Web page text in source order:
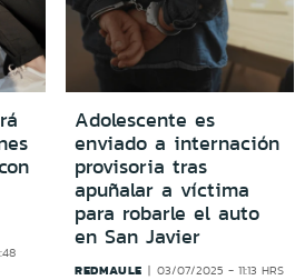
Adolescente es
enviado a internación
provisoria tras
apuñalar a víctima
para robarle el auto
en San Javier
REDMAULE 03/07/2025 - 11:13 HRS